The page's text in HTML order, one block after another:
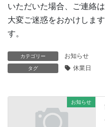
いただいた場合、ご連絡
大変ご迷惑をおかけしま
す。
カテゴリー お知らせ
タグ 休業日
お知らせ